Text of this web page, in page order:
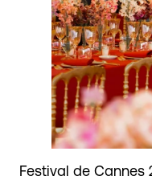
Festival de